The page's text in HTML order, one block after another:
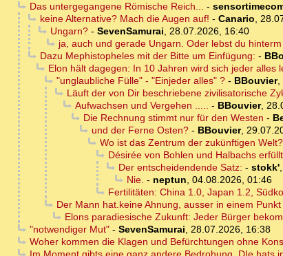
Das untergegangene Römische Reich... -
keine Alternative? Mach die Augen auf! - Canario,
Ungarn?- SevenSamurai, 28.07.2026, 16:40
ja, auch und gerade Ungarn. Oder lebst du
Dazu Mephistopheles mit der Bitte um Einfügung: -
Elon hält dagegen: In 10 Jahren wird sich jeder alles
"unglaubliche Fülle" - "Einjeder alles" ?- BBouvier,
Läuft der von Dir beschriebene zivilisatorische
Aufwachsen und Vergehen ..... - BBouvier,
Die Rechnung stimmt nur für den Westen -
und der Ferne Osten?- BBouvier,
Wo ist das Zentrum der zukünftigen Welt?
Désirée von Bohlen und Halbachs
Der entscheidendende Satz: - stokk',
Nie. - neptun, 04.08.2026, 01:46
Fertilitäten: China 1.0, Japan 1.2,
Der Mann hat.keine Ahnung, ausser in einem Punkt
Elons paradiesische Zukunft: Jeder Bürger
"notwendiger Mut"- SevenSamurai, 28.07.2026, 16:38
Woher kommen die Klagen und Befürchtungen ohne